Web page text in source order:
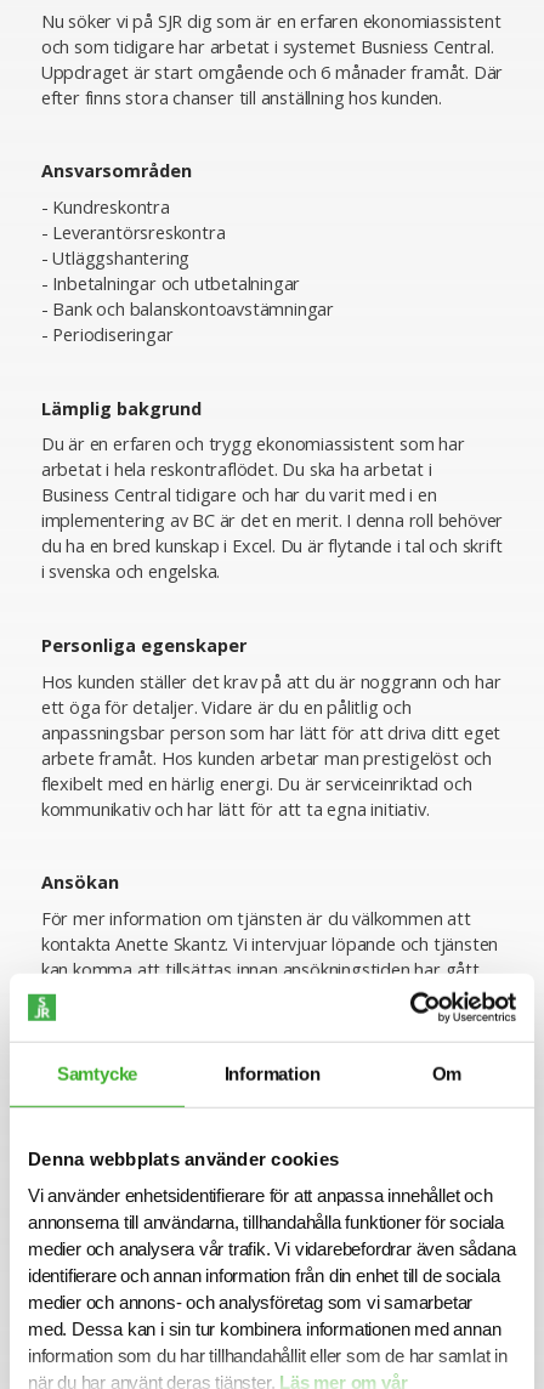
Samtycke Information Om
Denna webbplats använder cookies
Vi använder enhetsidentifierare för att anpassa innehållet och
annonserna till användarna, tillhandahålla funktioner för sociala
medier och analysera vår trafik. Vi vidarebefordrar även sådana
identifierare och annan information från din enhet till de sociala
medier och annons- och analysföretag som vi samarbetar
med. Dessa kan i sin tur kombinera informationen med annan
information som du har tillhandahållit eller som de har samlat in
när du har använt deras tjänster. Läs mer om vår
Nu söker vi på SJR dig som är en erfaren ekonomiassistent
och som tidigare har arbetat i systemet Busniess Central.
Uppdraget är start omgående och 6 månader framåt. Där
efter finns stora chanser till anställning hos kunden.
Ansvarsområden
- Kundreskontra
- Leverantörsreskontra
- Utläggshantering
- Inbetalningar och utbetalningar
- Bank och balanskontoavstämningar
- Periodiseringar
Lämplig bakgrund
Du är en erfaren och trygg ekonomiassistent som har
arbetat i hela reskontraflödet. Du ska ha arbetat i
Business Central tidigare och har du varit med i en
implementering av BC är det en merit. I denna roll behöver
du ha en bred kunskap i Excel. Du är flytande i tal och skrift
i svenska och engelska.
Personliga egenskaper
Hos kunden ställer det krav på att du är noggrann och har
ett öga för detaljer. Vidare är du en pålitlig och
anpassningsbar person som har lätt för att driva ditt eget
arbete framåt. Hos kunden arbetar man prestigelöst och
flexibelt med en härlig energi. Du är serviceinriktad och
kommunikativ och har lätt för att ta egna initiativ.
Ansökan
För mer information om tjänsten är du välkommen att
kontakta Anette Skantz. Vi intervjuar löpande och tjänsten
kan komma att tillsättas innan ansökningstiden har gått
ut. Sista ansökningsdag är 2026-02-28.
Konsult hos SJR
av en dedikerad organisation med kompetens att ge dig
perfekta förutsättningar att utvecklas både inom din
yrkesroll och på ett personligt plan. Du får tillgång till vårt
stora nätverk av intressanta företag och uppdragsgivare
och därmed en unik möjlighet att ta din karriär till nästa
steg.
Vi på SJR bryr oss om vår personal och tillsammans med
oss får du en långsiktig partner som ger dig trygghet och